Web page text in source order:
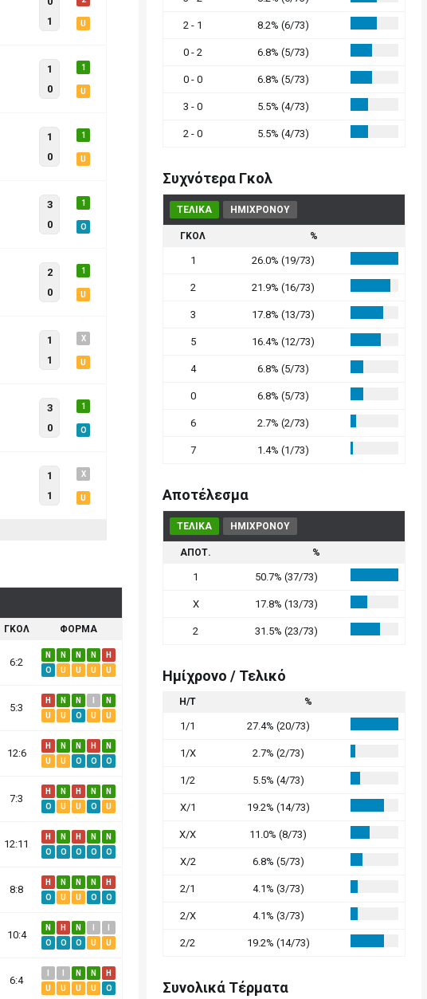
1
U
1
0
1
U
1
0
1
U
3
0
1
O
2
0
1
U
1
1
X
U
3
0
1
O
1
1
X
U
ΓΚΟΛ ΦΟΡΜΑ
6:2
N N N N
H
O
U U U U
5:3
H N N
N
U
U O U U
12:6
H N N H
N
U
U O O O
7:3
H N H N
N
O
U U O U
12:11
H N H N
N
O
O O O O
8:8
H N N N
H
O
U U O O
10:4
N H N
O
O O U U
6:4
N N
H
U
U U U O
2 - 1 8.2% (6/73)
0 - 2 6.8% (5/73)
0 - 0 6.8% (5/73)
3 - 0 5.5% (4/73)
2 - 0 5.5% (4/73)
Συχνότερα Γκολ
ΤΕΛΙΚΑ ΗΜΙΧΡΟΝΟΥ
ΓΚΟΛ %
1 26.0% (19/73)
2 21.9% (16/73)
3 17.8% (13/73)
5 16.4% (12/73)
4 6.8% (5/73)
0 6.8% (5/73)
6 2.7% (2/73)
7 1.4% (1/73)
Αποτέλεσμα
ΤΕΛΙΚΑ ΗΜΙΧΡΟΝΟΥ
ΑΠΟΤ. %
1 50.7% (37/73)
X 17.8% (13/73)
2 31.5% (23/73)
Ημίχρονο / Τελικό
Η/Τ %
1/1 27.4% (20/73)
1/X 2.7% (2/73)
1/2 5.5% (4/73)
X/1 19.2% (14/73)
X/X 11.0% (8/73)
X/2 6.8% (5/73)
2/1 4.1% (3/73)
2/X 4.1% (3/73)
2/2 19.2% (14/73)
Συνολικά Τέρματα